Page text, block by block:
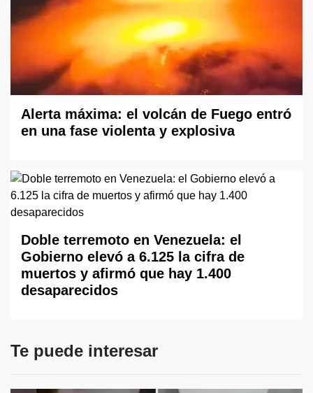
Alerta máxima: el volcán de Fuego entró
en una fase violenta y explosiva
Doble terremoto en Venezuela: el
Gobierno elevó a 6.125 la cifra de
muertos y afirmó que hay 1.400
desaparecidos
Te puede interesar